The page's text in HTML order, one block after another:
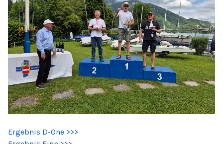
Ergebnis D-One >>>